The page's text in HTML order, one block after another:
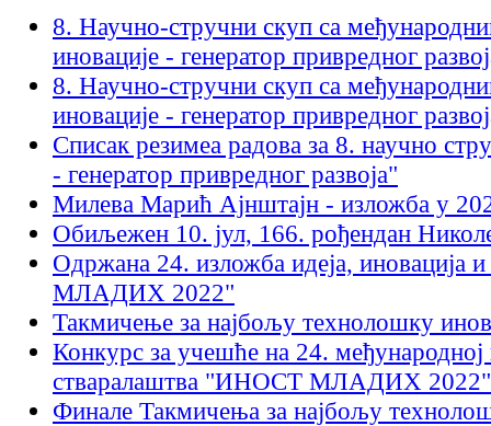
8. Научно-стручни скуп са
иновације - генератор привредног
8. Научно-стручни скуп са
иновације - генератор привредног
Списак резимеа радова за 8. научно
- генератор привредног развоја"
Милева Марић Ајнштајн - изложба у
Обиљежен 10. јул, 166. рођендан
Одржана 24. изложба идеја,
МЛАДИХ 2022"
Такмичење за најбољу технолошку
Конкурс за учешће на 24. међународној
стваралаштва "ИНОСТ МЛАДИХ 2022"
Финале Такмичења за најбољу